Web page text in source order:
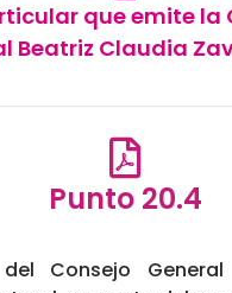
que emite la
Beatriz Claudia
Punto 20.4
del Consejo